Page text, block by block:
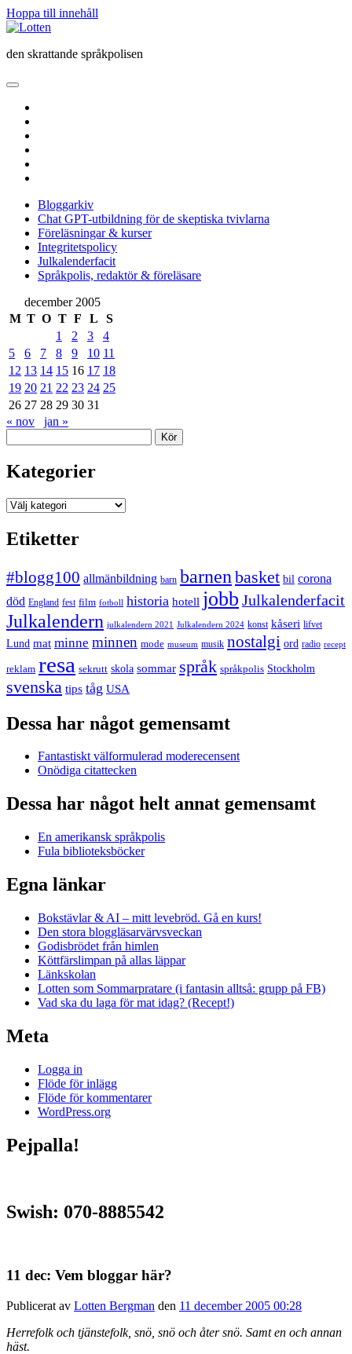
Hoppa till innehåll
Lotten
den skrattande språkpolisen
öppna
meny
Bloggarkiv
Chat GPT-utbildning för de skeptiska tvivlarna
Föreläsningar & kurser
Integritetspolicy
Julkalenderfacit
Språkpolis, redaktör & föreläsare
Sidopanel
december 2005
M T O T F L
S
1
2 3
4
5
6 7 8 9 10 11
12 13 14 15 16 17 18
19 20 21 22 23 24 25
26 27 28 29 30 31
« nov
jan »
Kategorier
Kategorier
Etiketter
#blogg100 allmänbildning barn barnen basket bil corona
död England fest film fotboll historia hotell jobb Julkalenderfacit
Julkalendern julkalendern 2021 Julkalendern 2024 konst kåseri lifvet
Lund mat minne minnen mode museum musik nostalgi ord radio recept
reklam resa sekrutt skola sommar språk språkpolis Stockholm
svenska tips tåg USA
Dessa har något gemensamt
Fantastiskt välformulerad moderecensent
Onödiga citattecken
Dessa har något helt annat gemensamt
En amerikansk språkpolis
Fula biblioteksböcker
Egna länkar
Bokstävlar & AI – mitt levebröd. Gå en kurs!
Den stora bloggläsarvärvsveckan
Godisbrödet från himlen
Köttfärslimpan på allas läppar
Länkskolan
Lotten som Sommarpratare (i fantasin alltså: grupp på FB)
Vad ska du laga för mat idag? (Recept!)
Meta
Logga in
Flöde för inlägg
Flöde för kommentarer
WordPress.org
Pejpalla!
Swish: 070-8885542
11 dec: Vem bloggar här?
Publicerat av Lotten Bergman den 11 december 2005 00:28
Herrefolk och tjänstefolk, snö, snö och åter snö. Samt en och annan
häst.